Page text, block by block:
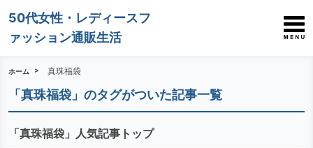
50代女性・レディースフ
ァッション通販生活
ホーム 真珠福袋
「真珠福袋」のタグがついた記事一覧
「真珠福袋」人気記事トップ